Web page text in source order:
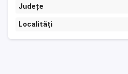
Județe
Localități